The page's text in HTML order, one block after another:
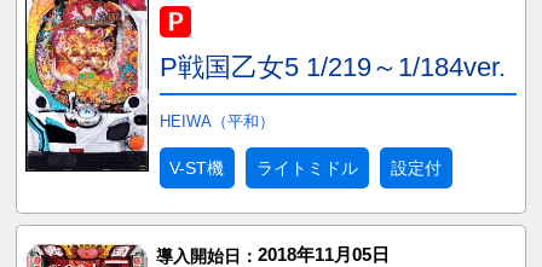
P戦国乙女5 1/219～1/184ver.
HEIWA（平和）
V-ST機 ライトミドル 設定付
導入開始日： 2018年11月05日